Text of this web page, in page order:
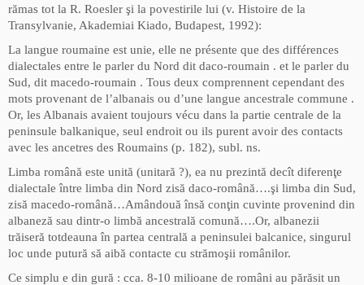
rămas tot la R. Roesler şi la povestirile lui (v. Histoire de la
Transylvanie, Akademiai Kiado, Budapest, 1992):
La langue roumaine est unie, elle ne présente que des différences
dialectales entre le parler du Nord dit daco-roumain . et le parler du
Sud, dit macedo-roumain . Tous deux comprennent cependant des
mots provenant de l’albanais ou d’une langue ancestrale commune .
Or, les Albanais avaient toujours vécu dans la partie centrale de la
peninsule balkanique, seul endroit ou ils purent avoir des contacts
avec les ancetres des Roumains (p. 182), subl. ns.
Limba română este unită (unitară ?), ea nu prezintă decît diferenţe
dialectale între limba din Nord zisă daco-română….şi limba din Sud,
zisă macedo-română…Amândouă însă conţin cuvinte provenind din
albaneză sau dintr-o limbă ancestrală comună….Or, albanezii
trăiseră totdeauna în partea centrală a peninsulei balcanice, singurul
loc unde putură să aibă contacte cu strămoşii românilor.
Ce simplu e din gură : cca. 8-10 milioane de români au părăsit un